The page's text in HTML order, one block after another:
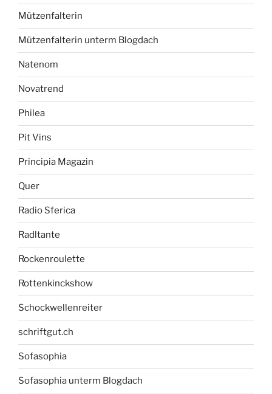
Mützenfalterin
Mützenfalterin unterm Blogdach
Natenom
Novatrend
Philea
Pit Vins
Principia Magazin
Quer
Radio Sferica
Radltante
Rockenroulette
Rottenkinckshow
Schockwellenreiter
schriftgut.ch
Sofasophia
Sofasophia unterm Blogdach